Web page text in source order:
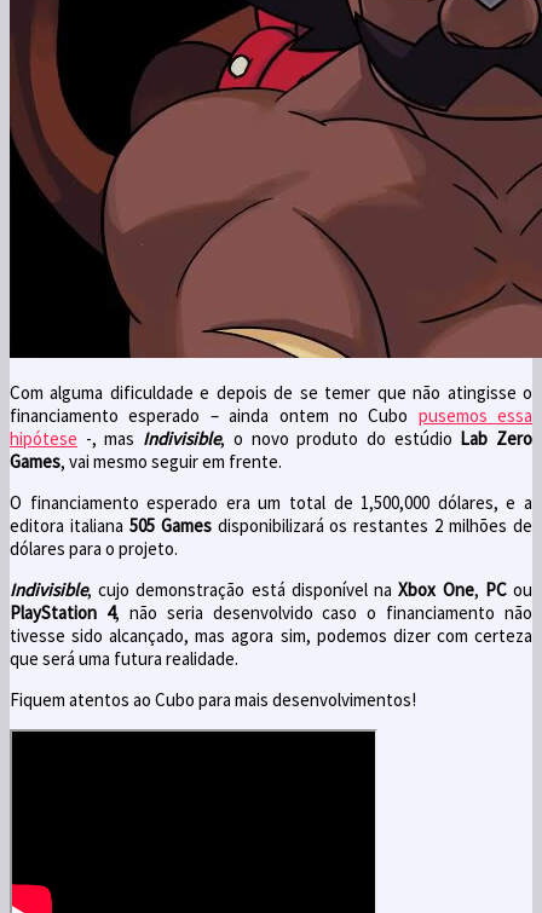
Com alguma dificuldade e depois de se temer que não atingisse o
financiamento esperado – ainda ontem no Cubo pusemos essa
hipótese -, mas Indivisible, o novo produto do estúdio Lab Zero
Games, vai mesmo seguir em frente.
O financiamento esperado era um total de 1,500,000 dólares, e a
editora italiana 505 Gamesdisponibilizará os restantes 2 milhões de
dólares para o projeto.
Indivisible, cujo demonstração está disponível naXbox One, PCou
PlayStation 4, não seria desenvolvido caso o financiamento não
tivesse sido alcançado, mas agora sim, podemos dizer com certeza
que será uma futura realidade.
Fiquem atentos ao Cubo para mais desenvolvimentos!